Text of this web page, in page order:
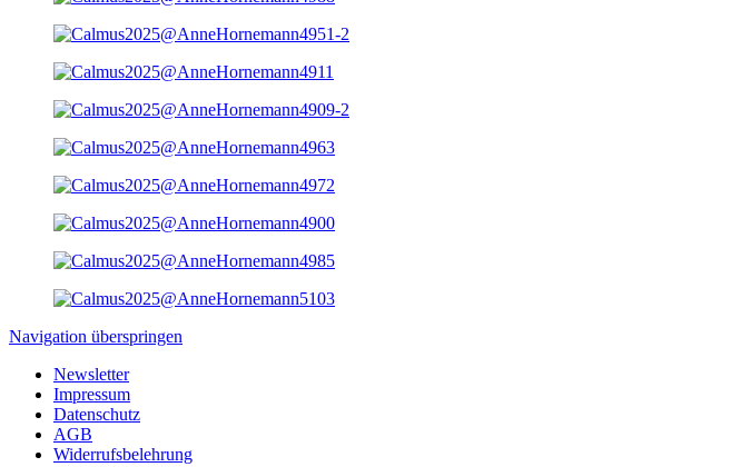
Navigation überspringen
Newsletter
Impressum
Datenschutz
AGB
Widerrufsbelehrung